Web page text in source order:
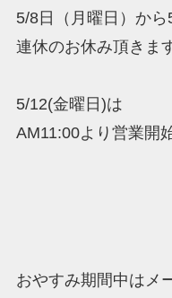
5/8日（月曜日）か
連休のお休み頂きま
5/12(金曜日)は
AM11:00より営業開
おやすみ期間中はメ